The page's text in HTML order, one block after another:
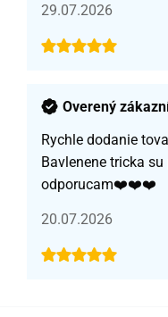
29.07.2026
Overený
Rychle dodanie
Bavlenene tricka
odporucam❤️❤️❤️
20.07.2026